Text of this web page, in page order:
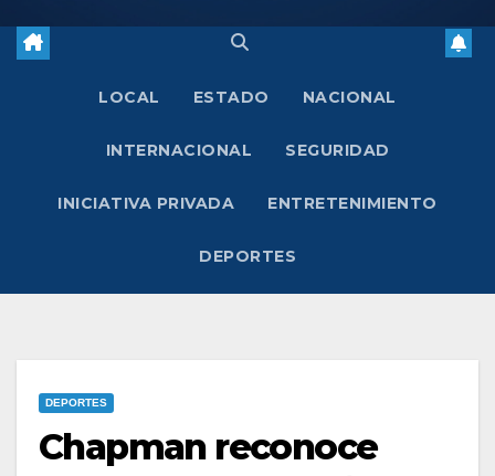
LOCAL ESTADO NACIONAL
INTERNACIONAL SEGURIDAD
INICIATIVA PRIVADA ENTRETENIMIENTO
DEPORTES
DEPORTES
Chapman reconoce